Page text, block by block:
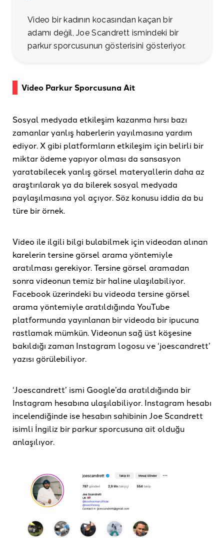
Video bir kadının kocasından kaçan bir
adamı değil, Joe Scandrett ismindeki bir
parkur sporcusunun gösterisini gösteriyor.
Video Parkur Sporcusuna Ait
Sosyal medyada etkileşim kazanma hırsı bazı
zamanlar yanlış haberlerin yayılmasına yardım
ediyor. X gibi platformların etkileşim için belirli bir
miktar ödeme yapıyor olması da sansasyon
yaratabilecek yanlış görsel materyallerin daha az
araştırılarak ya da bilerek sosyal medyada
paylaşılmasına yol açıyor. Söz konusu iddia da bu
türe bir örnek.
Video ile ilgili bilgi bulabilmek için videodan alınan
karelerin tersine görsel arama yöntemiyle
aratılması gerekiyor. Tersine görsel aramadan
sonra videonun temiz bir haline ulaşılabiliyor.
Facebook üzerindeki bu videoda tersine görsel
arama yöntemiyle aratıldığında YouTube
platformunda yayınlanan bir videoda bir ipucuna
rastlamak mümkün. Videonun sağ üst köşesine
bakıldığı zaman Instagram logosu ve ‘joescandrett’
yazısı görülebiliyor.
‘Joescandrett’ ismi Google’da aratıldığında bir
Instagram hesabına ulaşılabiliyor. Instagram hesabı
incelendiğinde ise hesabın sahibinin Joe Scandrett
isimli İngiliz bir parkur sporcusuna ait olduğu
anlaşılıyor.